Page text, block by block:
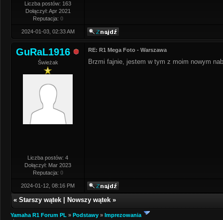
Liczba postów: 163
Dołączył: Apr 2021
Reputacja: 0
2024-01-03, 02:33 AM
GuRaL1916
Świeżak
Liczba postów: 4
Dołączył: Mar 2023
Reputacja: 0
RE: R1 Mega Foto - Warszawa
Brzmi fajnie, jestem w tym z moim nowym
2024-01-12, 08:16 PM
« Starszy wątek Nowszy wątek »
Yamaha R1 Forum PL » Podstawy » Imprezowania